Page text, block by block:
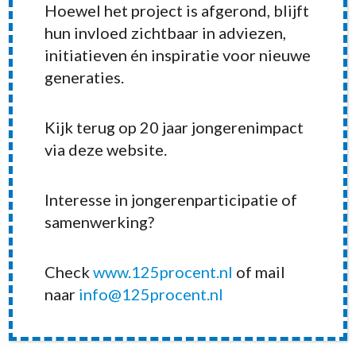
RECENT POSTS
Hoewel het project is afgerond, blijft
hun invloed zichtbaar in adviezen,
initiatieven én inspiratie voor nieuwe
generaties.
Kijk terug op 20 jaar jongerenimpact
via deze website.
Interesse in jongerenparticipatie of
samenwerking?
Checkwww.125procent.nl of mail
naar info@125procent.nl